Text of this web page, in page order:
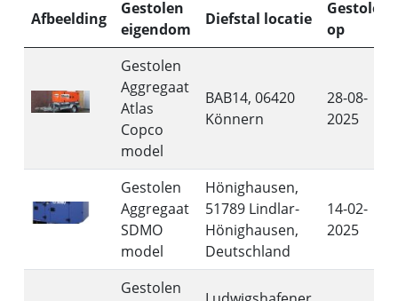
Afbeelding
Gestolen
eigendom
Diefstal locatie
Gestolen
op
Gestolen
Aggregaat
Atlas
Copco
model
BAB14, 06420
Könnern
28-08-
2025
Gestolen
Aggregaat
SDMO
model
Hönighausen,
51789 Lindlar-
Hönighausen,
Deutschland
14-02-
2025
Gestolen